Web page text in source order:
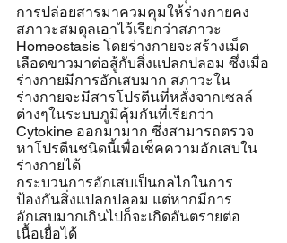
การปล่อยสารมาควมคุมให้ร่างกายคง
สภาวะสมดุลเอาไว้เรียกว่าสภาวะ
Homeostasis โดยร่างกายจะสร้างเม็ด
เลือดขาวมาต่อสู้กับสิ่งแปลกปลอม ซึ่งเมื่อ
ร่างกายมีการอักเสบมาก สภาวะใน
ร่างกายจะมีสารโปรตีนที่หลั่งจากเซลล์
ต่างๆในระบบภูมิคุ้มกันที่เรียกว่า
Cytokine ออกมามาก ซึ่งสามารถตรวจ
หาโปรตีนชนิดนี้เพื่อเช็คความอักเสบใน
ร่างกายได้
กระบวนการอักเสบเป็นกลไกในการ
ป้องกันสิ่งแปลกปลอม แต่หากมีการ
อักเสบมากเกินไปก็จะเกิดอันตรายต่อ
เนื้อเยื่อได้